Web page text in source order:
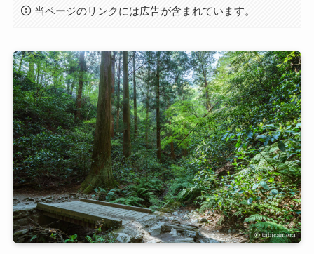
当ページのリンクには広告が含まれています。